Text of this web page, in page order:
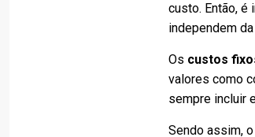
custo. Então, é
independem
Os custos
valores como
sempre incluir
Sendo assim, o